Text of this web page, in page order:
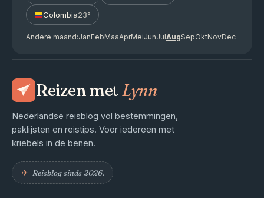
Colombia23°
Andere maand:JanFebMaaAprMeiJunJulAugSepOktNovDec
Reizen met Lynn
Nederlandse reisblog vol bestemmingen,
paklijsten en reistips. Voor iedereen met
kriebels in de benen.
✈︎ Reisblog sinds 2026.